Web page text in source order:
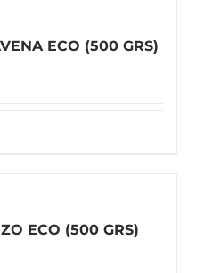
ECO (500 GRS)
ECO (500 GRS)